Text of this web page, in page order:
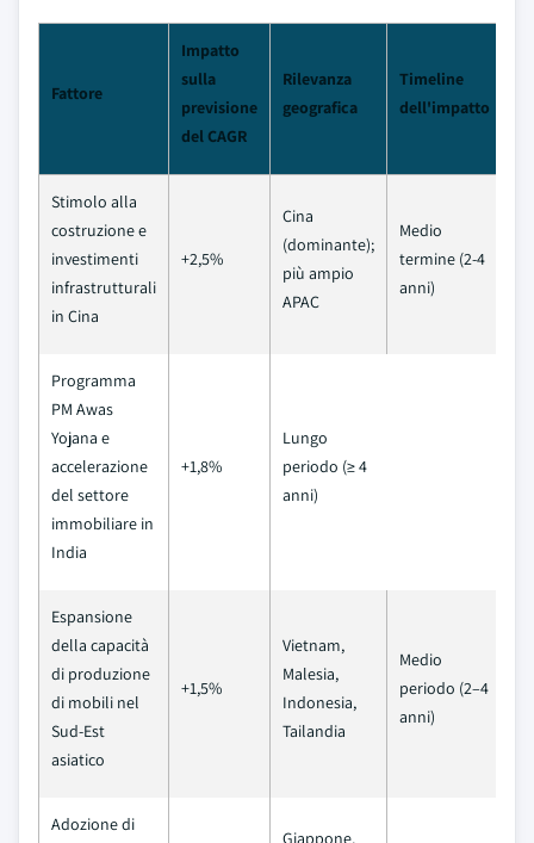
Fattore
Impatto
sulla
previsione
del CAGR
Rilevanza
geografica
Timeline
dell'impatto
Stimolo alla
costruzione e
investimenti
infrastrutturali
in Cina
+2,5%
Cina
(dominante);
più ampio
APAC
Medio
termine (2-4
anni)
Programma
PM Awas
Yojana e
accelerazione
del settore
immobiliare in
India
+1,8%
Lungo
periodo (≥ 4
anni)
Espansione
della capacità
di produzione
di mobili nel
Sud-Est
asiatico
+1,5%
Vietnam,
Malesia,
Indonesia,
Tailandia
Medio
periodo (2–4
anni)
Adozione di
Giappone,